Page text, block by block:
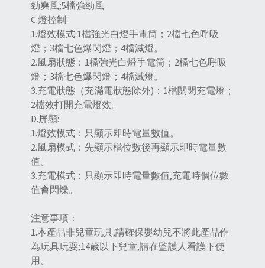
勁爽風;5檔強勁風.
C.燈控制:
1.燈效模式:1檔強光白燈手電筒；2檔七色呼吸
燈；3檔七色爆閃燈；4檔滅燈。
2.風扇狀態：1檔強光白燈手電筒；2檔七色呼吸
燈；3檔七色爆閃燈；4檔滅燈。
3.充電狀態（充滿電狀態除外)：1檔關閉充電燈；
2檔效打開充電燈效。
D.屏顯:
1.燈效模式：只顯示即時電量數值。
2.風扇模式：先顯示檔位數後再顯示即時電量數
值。
3.充電模式：只顯示即時電量數值,充電時個位數
值會閃爍。
注意事項：
1.本產品非兒童玩具,請確保嬰幼兒不將此產品作
為玩具玩耍;14歲以下兒童,請在監護人看護下使
用。